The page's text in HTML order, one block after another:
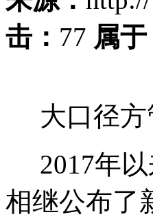
击： 77 属于
大口径方
2017年以
相继公布了